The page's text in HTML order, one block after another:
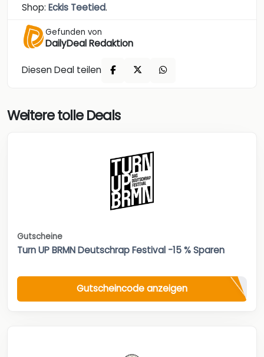
Shop: Eckis Teetied.
Gefunden von
DailyDeal Redaktion
Diesen Deal teilen
Weitere tolle Deals
Gutscheine
Turn UP BRMN Deutschrap Festival -15 % Sparen
Gutscheincode anzeigen